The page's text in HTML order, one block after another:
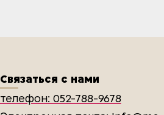
Связаться с нами
телефон: 052-788-9678